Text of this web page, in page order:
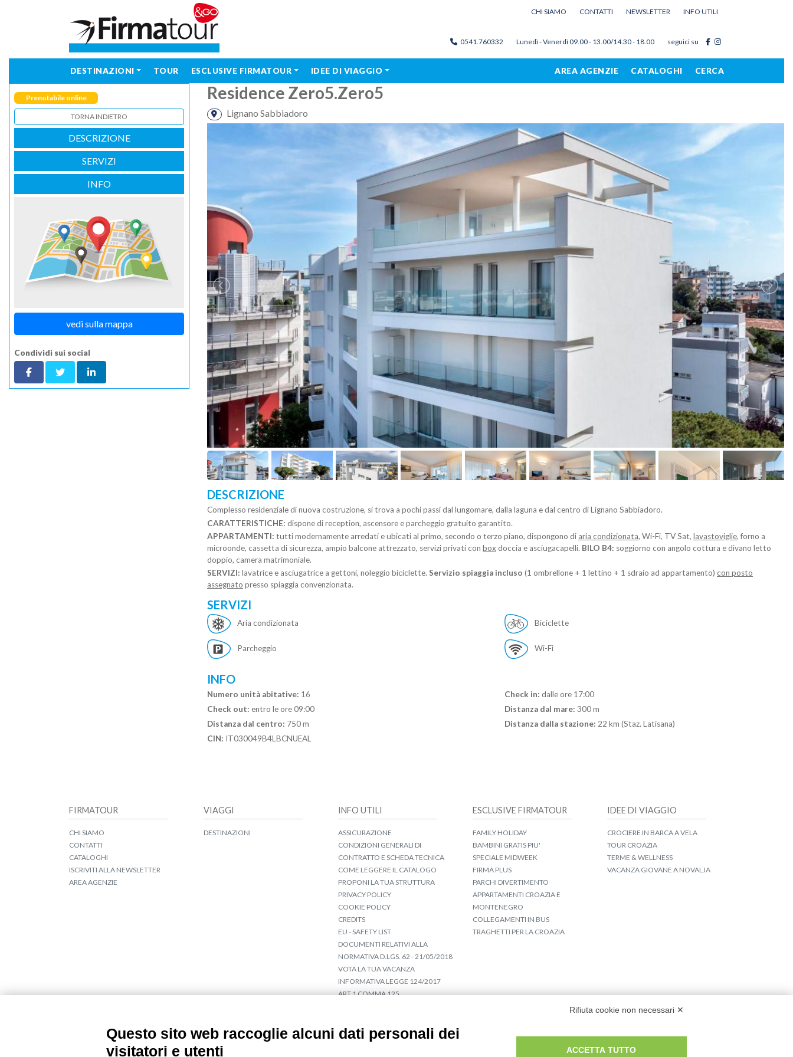
CHI SIAMO CONTATTI NEWSLETTER INFO UTILI
0541.760332 Lunedì - Venerdì 09.00 - 13.00/14.30 - 18.00 seguici su
DESTINAZIONI TOUR ESCLUSIVE FIRMATOUR IDEE DI VIAGGIO AREA AGENZIE CATALOGHI CERCA
Prenotabile online
TORNA INDIETRO
DESCRIZIONE
SERVIZI
INFO
vedi sulla mappa
Condividi sui social
Residence Zero5.Zero5
Lignano Sabbiadoro
DESCRIZIONE
Complesso residenziale di nuova costruzione, si trova a pochi passi dal lungomare, dalla laguna e dal centro di Lignano Sabbiadoro.
CARATTERISTICHE: dispone di reception, ascensore e parcheggio gratuito garantito.
APPARTAMENTI: tutti modernamente arredati e ubicati al primo, secondo o terzo piano, dispongono di aria condizionata, Wi-Fi, TV Sat, lavastoviglie, forno a
microonde, cassetta di sicurezza, ampio balcone attrezzato, servizi privati con boxdoccia e asciugacapelli. BILO B4: soggiorno con angolo cottura e divano letto
doppio, camera matrimoniale.
SERVIZI: lavatrice e asciugatrice a gettoni, noleggio biciclette. Servizio spiaggia incluso (1 ombrellone + 1 lettino + 1 sdraio ad appartamento) con posto
assegnato presso spiaggia convenzionata.
SERVIZI
Aria condizionata Biciclette
Parcheggio Wi-Fi
INFO
Numero unità abitative: 16 Check in: dalle ore 17:00
Check out: entro le ore 09:00 Distanza dal mare: 300 m
Distanza dal centro: 750 m Distanza dalla stazione: 22 km (Staz. Latisana)
CIN: IT030049B4LBCNUEAL
FIRMATOUR
CHI SIAMO
CONTATTI
CATALOGHI
ISCRIVITI ALLA NEWSLETTER
AREA AGENZIE
VIAGGI
DESTINAZIONI
INFO UTILI
ASSICURAZIONE
CONDIZIONI GENERALI DI
CONTRATTO E SCHEDA TECNICA
COME LEGGERE IL CATALOGO
PROPONI LA TUA STRUTTURA
PRIVACY POLICY
COOKIE POLICY
CREDITS
EU - SAFETY LIST
DOCUMENTI RELATIVI ALLA
NORMATIVA D.LGS. 62 - 21/05/2018
VOTA LA TUA VACANZA
INFORMATIVA LEGGE 124/2017
ART.1 COMMA 125
ESCLUSIVE FIRMATOUR
FAMILY HOLIDAY
BAMBINI GRATIS PIU'
SPECIALE MIDWEEK
FIRMA PLUS
PARCHI DIVERTIMENTO
APPARTAMENTI CROAZIA E
MONTENEGRO
COLLEGAMENTI IN BUS
TRAGHETTI PER LA CROAZIA
IDEE DI VIAGGIO
CROCIERE IN BARCA A VELA
TOUR CROAZIA
TERME & WELLNESS
VACANZA GIOVANE A NOVALJA
Rifiuta cookie non necessari ✕
Questo sito web raccoglie alcuni dati personali dei
visitatori e utenti
ACCETTA TUTTO